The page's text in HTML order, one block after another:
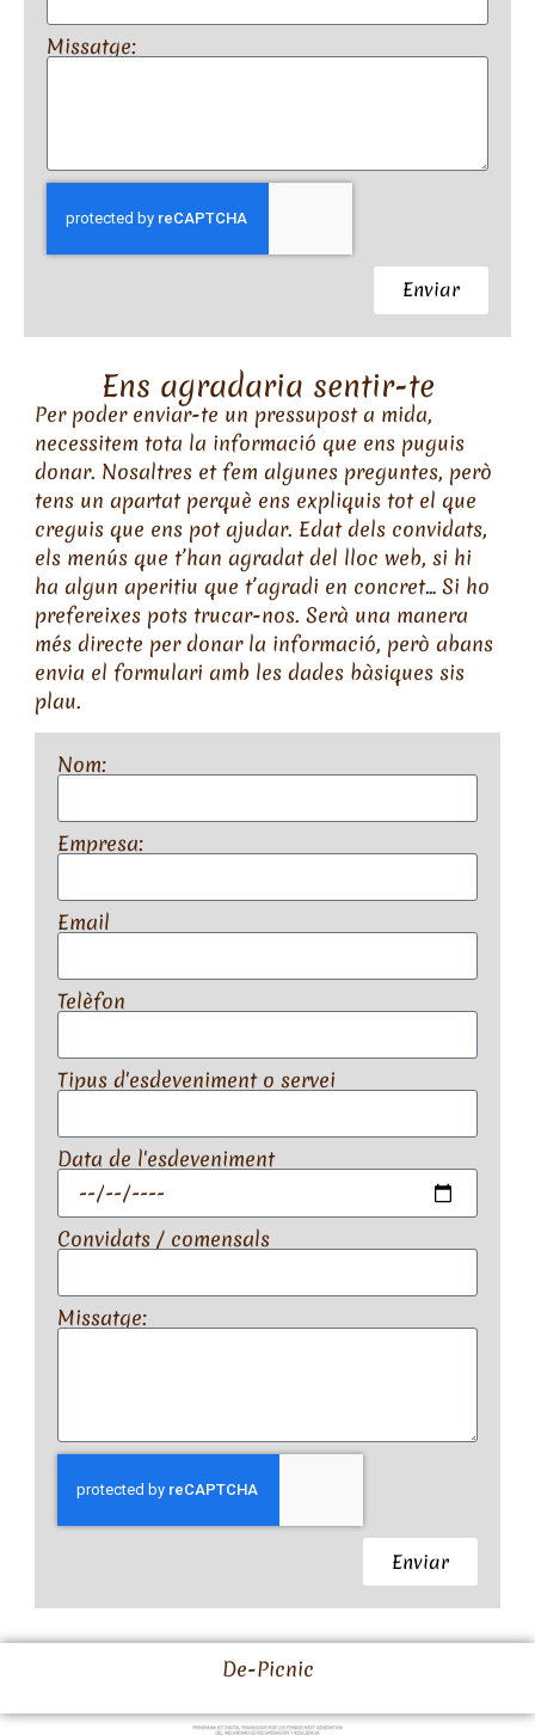
Missatge:
Enviar
Ens agradaria sentir-te
Per poder enviar-te un pressupost a mida,
necessitem tota la informació que ens puguis
donar. Nosaltres et fem algunes preguntes, però
tens un apartat perquè ens expliquis tot el que
creguis que ens pot ajudar. Edat dels convidats,
els menús que t’han agradat del lloc web, si hi
ha algun aperitiu que t’agradi en concret… Si ho
prefereixes pots trucar-nos. Serà una manera
més directe per donar la informació, però abans
envia el formulari amb les dades bàsiques sis
plau.
Nom:
Empresa:
Email
Telèfon
Tipus d'esdeveniment o servei
Data de l'esdeveniment
Convidats / comensals
Missatge:
Enviar
De-Picnic